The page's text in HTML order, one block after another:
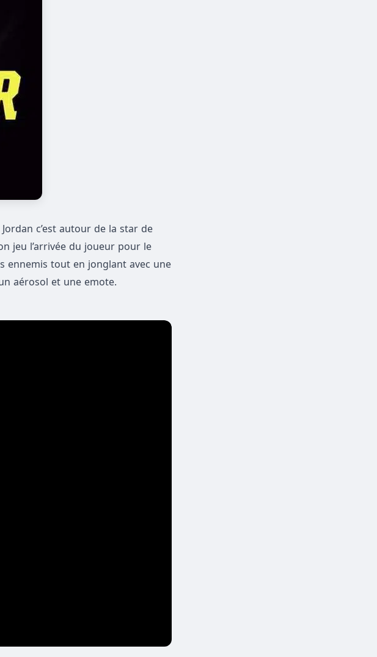
c’est autour de la star de
jeu l’arrivée du joueur pour le
ennemis tout en jonglant avec une
aérosol et une emote.